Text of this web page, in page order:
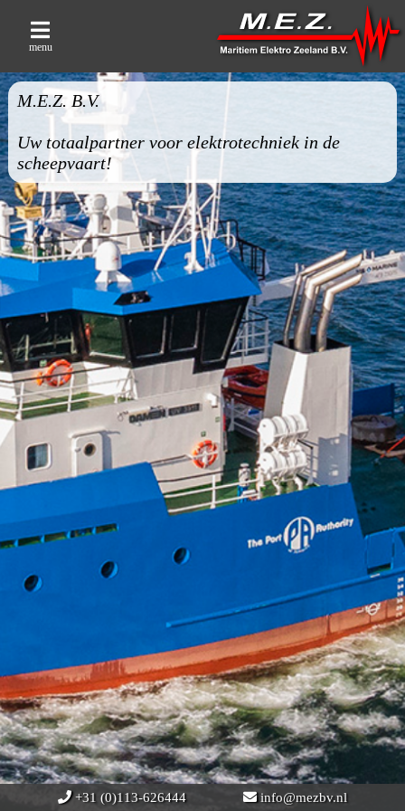
menu
M.E.Z. B.V.
Uw totaalpartner voor elektrotechniek in de
scheepvaart!
+31 (0)113-626444 info@mezbv.nl